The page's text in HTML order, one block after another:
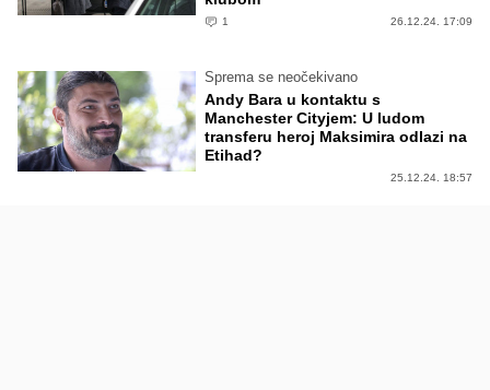
1 26.12.24. 17:09
Sprema se neočekivano
Andy Bara u kontaktu s
Manchester Cityjem: U ludom
transferu heroj Maksimira odlazi na
Etihad?
25.12.24. 18:57